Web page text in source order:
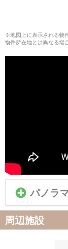
※地図上に表示される物
物件所在地とは異なる場
パノラ
周辺施設